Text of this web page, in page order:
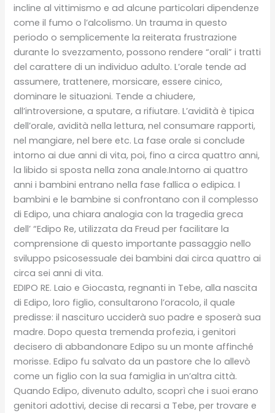
incline al vittimismo e ad alcune particolari dipendenze
come il fumo o l’alcolismo. Un trauma in questo
periodo o semplicemente la reiterata frustrazione
durante lo svezzamento, possono rendere “orali” i tratti
del carattere di un individuo adulto. L’orale tende ad
assumere, trattenere, morsicare, essere cinico,
dominare le situazioni. Tende a chiudere,
all’introversione, a sputare, a rifiutare. L’avidità è tipica
dell’orale, avidità nella lettura, nel consumare rapporti,
nel mangiare, nel bere etc. La fase orale si conclude
intorno ai due anni di vita, poi, fino a circa quattro anni,
la libido si sposta nella zona anale.Intorno ai quattro
anni i bambini entrano nella fase fallica o edipica. I
bambini e le bambine si confrontano con il complesso
di Edipo, una chiara analogia con la tragedia greca
dell’ “Edipo Re, utilizzata da Freud per facilitare la
comprensione di questo importante passaggio nello
sviluppo psicosessuale dei bambini dai circa quattro ai
circa sei anni di vita.
EDIPO RE. Laio e Giocasta, regnanti in Tebe, alla nascita
di Edipo, loro figlio, consultarono l’oracolo, il quale
predisse: il nascituro ucciderà suo padre e sposerà sua
madre. Dopo questa tremenda profezia, i genitori
decisero di abbandonare Edipo su un monte affinché
morisse. Edipo fu salvato da un pastore che lo allevò
come un figlio con la sua famiglia in un’altra città.
Quando Edipo, divenuto adulto, scoprì che i suoi erano
genitori adottivi, decise di recarsi a Tebe, per trovare e